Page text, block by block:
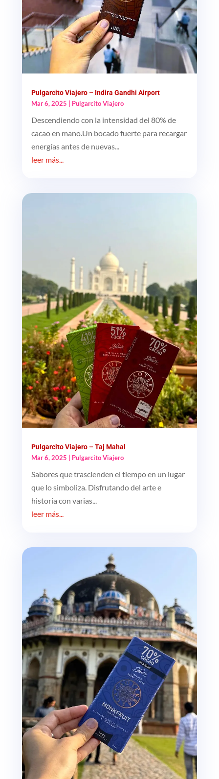
Pulgarcito Viajero – Indira Gandhi Airport
Mar 6, 2025
Pulgarcito Viajero
Descendiendo con la intensidad del 80% de
cacao en mano.Un bocado fuerte para recargar
energías antes de nuevas...
leer más...
Pulgarcito Viajero – Taj Mahal
Mar 6, 2025
Pulgarcito Viajero
Sabores que trascienden el tiempo en un lugar
que lo simboliza. Disfrutando del arte e
historia con varias...
leer más...